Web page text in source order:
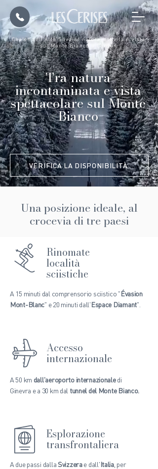
Chalet nell'Alta Savoia: natura, attività e vista
sul Monte Bianco a Cordon
Tra natura
incontaminata e vista
spettacolare sul Monte
Bianco
VERIFICA LA DISPONIBILITÀ
Una posizione ideale, al
crocevia di tre paesi
Rinomate
località
sciistiche
A 15 minuti dal comprensorio sciistico "Évasion
Mont-Blanc" e 20 minuti dall'Espace Diamant".
Accesso
internazionale
A 50 km dall'aeroporto internazionaledi
Ginevra e a 30 km dal tunnel del Monte Bianco.
Esplorazione
transfrontaliera
A due passi dallaSvizzerae dall'Italia, per